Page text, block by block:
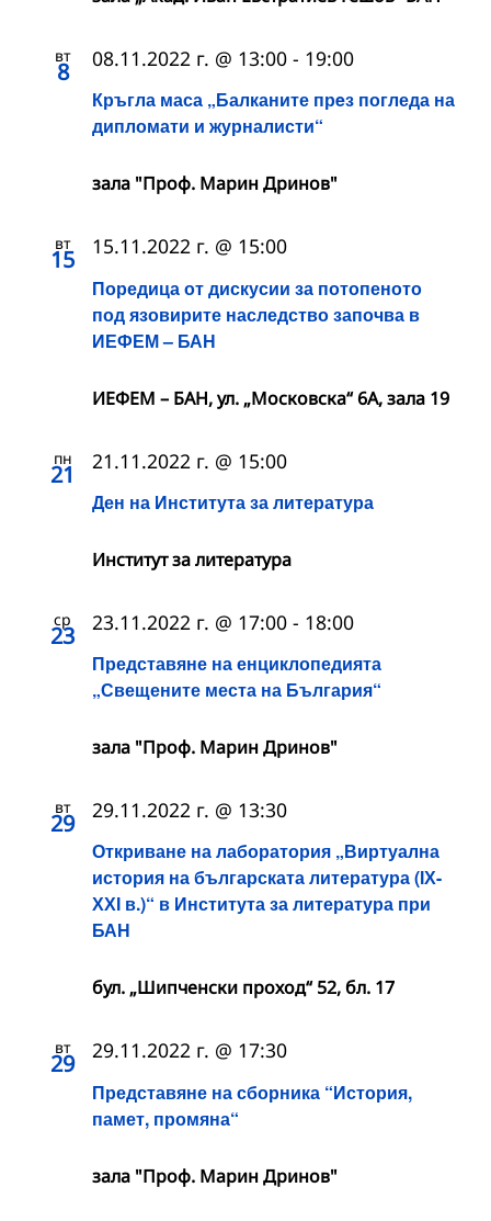
вт
8
Кръгла маса „Балканите прeз погледа на
дипломати и журналисти“
08.11.2022 г. @ 13:00 - 19:00
зала "Проф. Марин Дринов"
вт
15
Поредица от дискусии за потопеното
под язовирите наследство започва в
ИЕФЕМ – БАН
15.11.2022 г. @ 15:00
ИЕФЕМ – БАН, ул. „Московска“ 6А, зала 19
пн
21
Ден на Института за литература
21.11.2022 г. @ 15:00
Институт за литература
ср
23
Представяне на енциклопедията
„Свещените места на България“
23.11.2022 г. @ 17:00 - 18:00
зала "Проф. Марин Дринов"
вт
29
Откриване на лаборатория „Виртуална
история на българската литература (ІХ-
ХХІ в.)“ в Института за литература при
БАН
29.11.2022 г. @ 13:30
бул. „Шипченски проход“ 52, бл. 17
вт
29
Представяне на сборника “История,
памет, промяна“
29.11.2022 г. @ 17:30
зала "Проф. Марин Дринов"